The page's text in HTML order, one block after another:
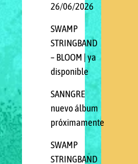
26/06/2026
SWAMP
STRINGBAND
– BLOOM | ya
disponible
SANNGRE
nuevo álbum
próximamente
SWAMP
STRINGBAND